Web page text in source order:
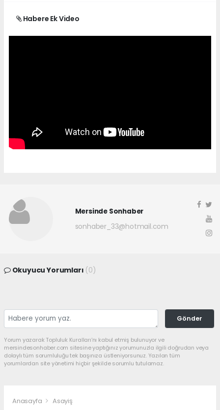
Habere Ek Video
Mersinde Sonhaber
sonhaber_33@hotmail.com
Okuyucu Yorumları (0)
Gönder
Yorum yazarak Topluluk Kuralları’nı kabul etmiş bulunuyor ve
mersindesonhaber.com sitesine yaptığınız yorumunuzla ilgili doğrudan veya
dolaylı tüm sorumluluğu tek başınıza üstleniyorsunuz. Yazılan tüm
yorumlardan site yönetimi hiçbir şekilde sorumlu tutulamaz.
Anasayfa Asayiş